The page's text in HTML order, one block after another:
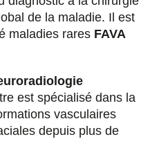
E
a
i
l
de la maladie. Il est
maladies rares FAVA
est spécialisé dans la
vasculaires
depuis plus de